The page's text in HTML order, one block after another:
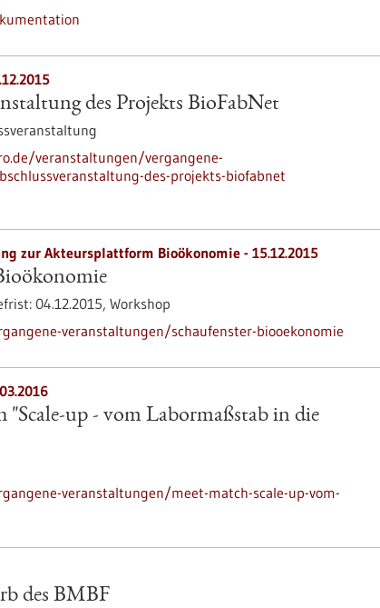
des Projekts BioFabNet
veranstaltungen/vergangene-
des-projekts-biofabnet
zur Akteursplattform Bioökonomie -15.12.2015
04.12.2015, Workshop
veranstaltungen/schaufenster-biooekonomie
up - vom Labormaßstab in die
veranstaltungen/meet-match-scale-up-vom-
des BMBF